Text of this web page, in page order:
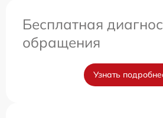
Бесплатная
обращения
Узнать